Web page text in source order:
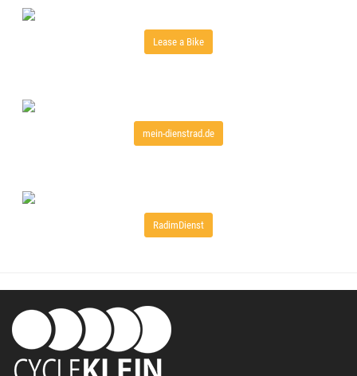
Lease a Bike
mein-dienstrad.de
RadimDienst